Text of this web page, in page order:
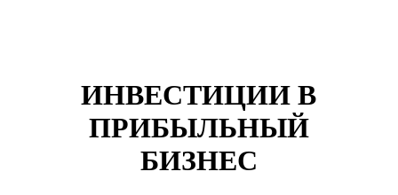
ИНВЕСТИЦИИ В
ПРИБЫЛЬНЫЙ
БИЗНЕС